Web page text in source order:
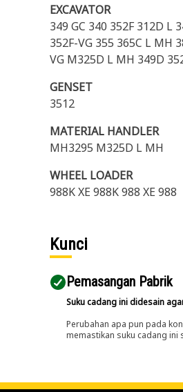
EXCAVATOR
349 GC 340 352F 312D L
352F-VG 355 365C L MH
VG M325D L MH 349D
GENSET
3512
MATERIAL HANDLER
MH3295 M325D L MH
WHEEL LOADER
988K XE 988K 988 XE 988
Kunci
Pemasangan Pabrik
Suku cadang ini didesain
Perubahan apa pun pada
memastikan suku cadang